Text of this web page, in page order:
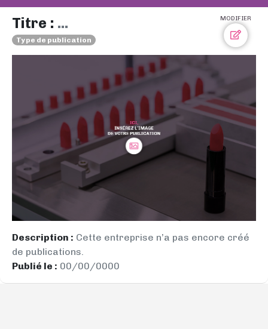
MODIFIER
Titre : ...
Type de publication
Description : Cette entreprise n’a pas encore créé
de publications.
Publié le : 00/00/0000